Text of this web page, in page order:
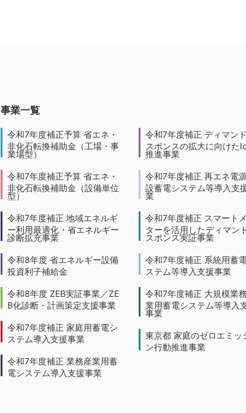
事業一覧
令和7年度補正予算 省エネ・
非化石転換補助金（工場・事
業場型）
令和7年度補正予算 省エネ・
非化石転換補助金（設備単位
型）
令和7年度補正 地域エネルギ
ー利用最適化・省エネルギー
診断拡充事業
令和8年度 省エネルギー設備
投資利子補給金
令和8年度 ZEB実証事業／ZE
B化診断・計画策定支援事業
令和7年度補正 家庭用蓄電シ
ステム導入支援事業
令和7年度補正 業務産業用蓄
電システム導入支援事業
令和7年度補正 ディマン
スポンスの拡大に向けた
推進事業
令和7年度補正 再エネ電
設蓄電システム等導入支
業
令和7年度補正 スマート
ターを活用したディマン
スポンス実証事業
令和7年度補正 系統用蓄
ステム等導入支援事業
令和7年度補正 大規模業
業用蓄電システム等導入
事業
東京都 家庭のゼロエミッ
ン行動推進事業